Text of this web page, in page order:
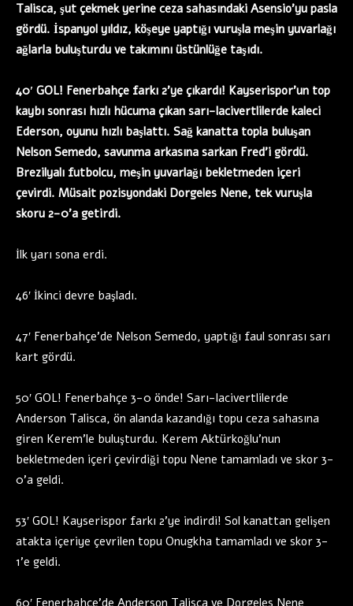
Talisca, şut çekmek yerine ceza sahasındaki Asensio’yu pasla
gördü. İspanyol yıldız, köşeye yaptığı vuruşla meşin yuvarlağı
ağlarla buluşturdu ve takımını üstünlüğe taşıdı.
40′ GOL! Fenerbahçe farkı 2’ye çıkardı! Kayserispor’un top
kaybı sonrası hızlı hücuma çıkan sarı-lacivertlilerde kaleci
Ederson, oyunu hızlı başlattı. Sağ kanatta topla buluşan
Nelson Semedo, savunma arkasına sarkan Fred’i gördü.
Brezilyalı futbolcu, meşin yuvarlağı bekletmeden içeri
çevirdi. Müsait pozisyondaki Dorgeles Nene, tek vuruşla
skoru 2-0’a getirdi.
İlk yarı sona erdi.
46′ İkinci devre başladı.
47′ Fenerbahçe’de Nelson Semedo, yaptığı faul sonrası sarı
kart gördü.
50′ GOL! Fenerbahçe 3-0 önde! Sarı-lacivertlilerde
Anderson Talisca, ön alanda kazandığı topu ceza sahasına
giren Kerem’le buluşturdu. Kerem Aktürkoğlu’nun
bekletmeden içeri çevirdiği topu Nene tamamladı ve skor 3-
0’a geldi.
53′ GOL! Kayserispor farkı 2’ye indirdi! Sol kanattan gelişen
atakta içeriye çevrilen topu Onugkha tamamladı ve skor 3-
1’e geldi.